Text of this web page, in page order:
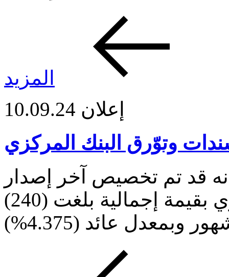
المزيد
10.09.24 إعلان
وتوّرق البنك المركزي
قد تم تخصيص آخر إصدار
لسندات وتوّرق البنك المركزي بقيمة إجمالية بلغت (240)